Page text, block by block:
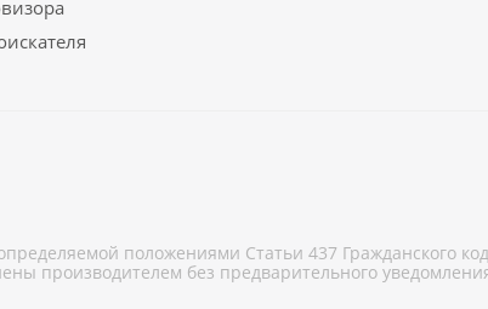
положениями Статьи 437 Гражданского
производителем без предварительного